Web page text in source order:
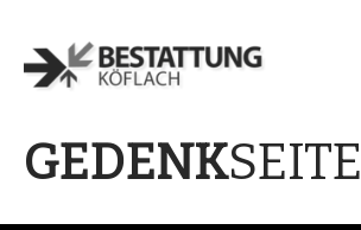
GEDENKSEITE